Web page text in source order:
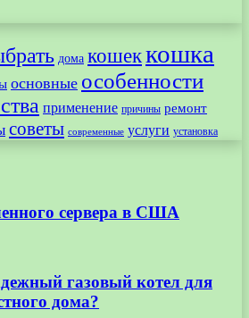
дома кошеккошка
основные особенности
применение причины ремонт
советы современные услуги установка
сервера в США
газовый котел для
дома?